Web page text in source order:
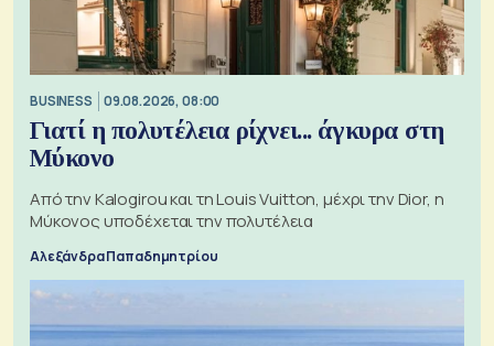
BUSINESS 09.08.2026, 08:00
Γιατί η πολυτέλεια ρίχνει... άγκυρα στη
Μύκονο
Από την Kalogirou και τη Louis Vuitton, μέχρι την Dior, η
Μύκονος υποδέχεται την πολυτέλεια
Αλεξάνδρα Παπαδημητρίου